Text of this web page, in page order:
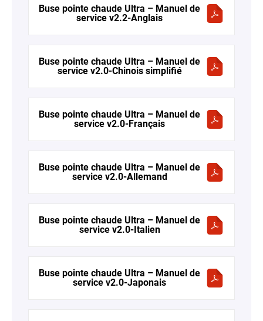
Buse pointe chaude Ultra – Manuel de
service v2.2-Anglais
Buse pointe chaude Ultra – Manuel de
service v2.0-Chinois simplifié
Buse pointe chaude Ultra – Manuel de
service v2.0-Français
Buse pointe chaude Ultra – Manuel de
service v2.0-Allemand
Buse pointe chaude Ultra – Manuel de
service v2.0-Italien
Buse pointe chaude Ultra – Manuel de
service v2.0-Japonais